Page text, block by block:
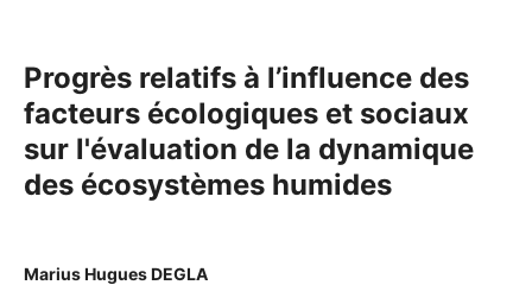
Progrès relatifs à l’influence des
facteurs écologiques et sociaux
sur l'évaluation de la dynamique
des écosystèmes humides
Marius Hugues DEGLA